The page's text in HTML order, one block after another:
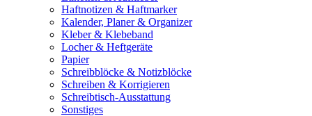
Haftnotizen & Haftmarker
Kalender, Planer & Organizer
Kleber & Klebeband
Locher & Heftgeräte
Papier
Schreibblöcke & Notizblöcke
Schreiben & Korrigieren
Schreibtisch-Ausstattung
Sonstiges